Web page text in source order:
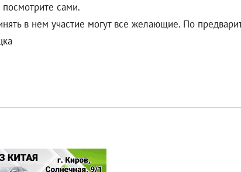
сами.
в нем участие могут все желающие. По